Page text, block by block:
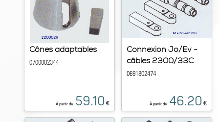
Cônes adaptables
0700002344
À partir de 59.10 €
Connexion Jo/Ev -
câbles 2300/33C
0691802474
À partir de 46.20 €